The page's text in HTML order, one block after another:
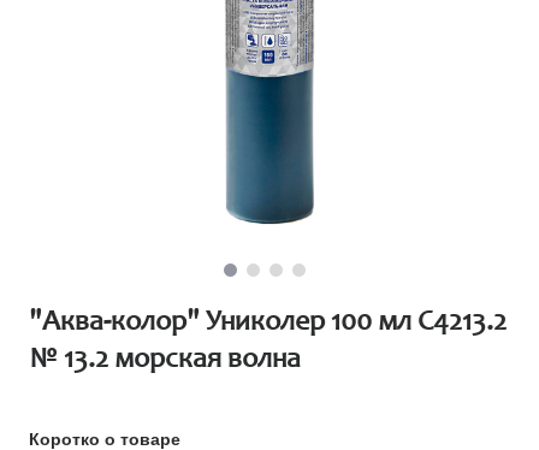
"Аква-колор" Униколер 100 мл С4213.2
№ 13.2 морская волна
Коротко о товаре